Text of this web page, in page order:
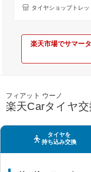
等のドレスアップに軽
タイヤショップトレッ
楽天市場でサマー
フィアット ウーノ
楽天Carタイヤ
タイヤを
持ち込み交換